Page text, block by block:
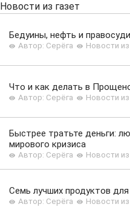
Новости из газет
Бедуины, нефть и
Автор: Серёга Новости из
Что и как делать в
Автор: Серёга Новости из
Быстрее тратьте деньги:
мирового кризиса
Автор: Серёга Новости из
Семь лучших продуктов
Автор: Серёга Новости из